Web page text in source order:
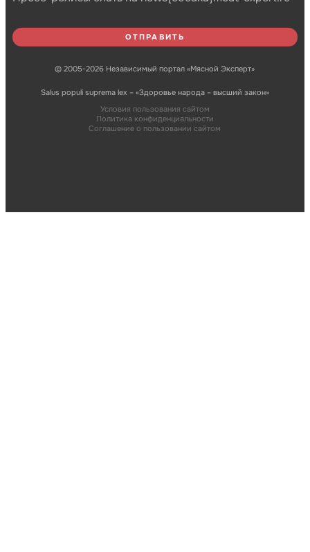
© 2005-2026 Независимый портал «Мясной Эксперт»
Salus populi suprema lex – «Здоровье народа – высший закон»
Условия пользования сайтом
Политика конфиденциальности
Соглашение о пользовании сайтом